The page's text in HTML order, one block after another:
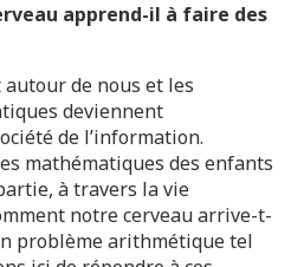
apprend-il à faire des
de nous et les
deviennent
de l’information.
mathématiques des enfants
à travers la vie
notre cerveau arrive-t-
problème arithmétique tel